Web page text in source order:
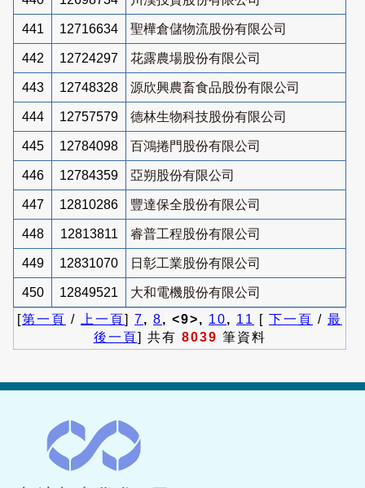
441 12716634 聖樺倉儲物流股份有限公司
442 12724297 花露農場股份有限公司
443 12748328 源欣興農畜食品股份有限公司
444 12757579 德林生物科技股份有限公司
445 12784098 百鴻捲門股份有限公司
446 12784359 亞朔股份有限公司
447 12810286 豐達保全股份有限公司
448 12813811 睿普工程股份有限公司
449 12831070 日彰工業股份有限公司
450 12849521
大和電機股份有限公司
[第一頁 / 上一頁] 7, 8, <9>, 10, 11 [ 下一頁 / 最
後一頁] 共有 8039 筆資料